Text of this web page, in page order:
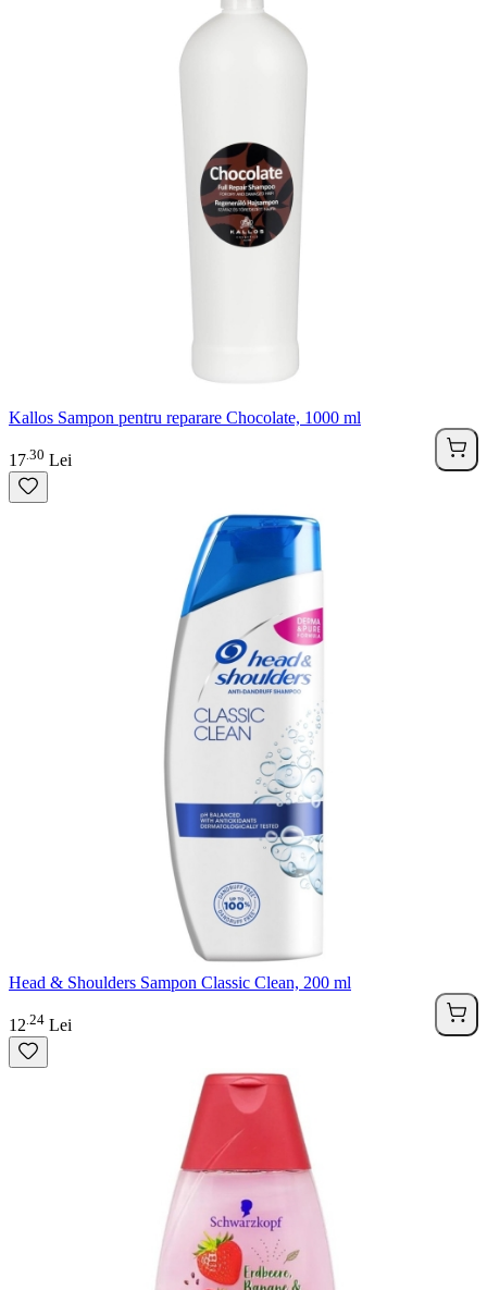
Kallos Sampon pentru reparare Chocolate, 1000 ml
17 30 Lei
Head & Shoulders Sampon Classic Clean, 200 ml
12 24 Lei